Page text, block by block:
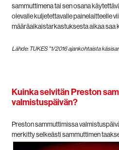
sammuttimena tai sen osana
olevalle kuljetettavalle painelaitteelle
määräaikaistarkastuksesta aikaa saa
Lähde: TUKES "1/2016 ajankohtaista
Kuinka selvitän Preston
valmistuspäivän?
Preston sammuttimissa
merkitty selkeästi sammuttimen